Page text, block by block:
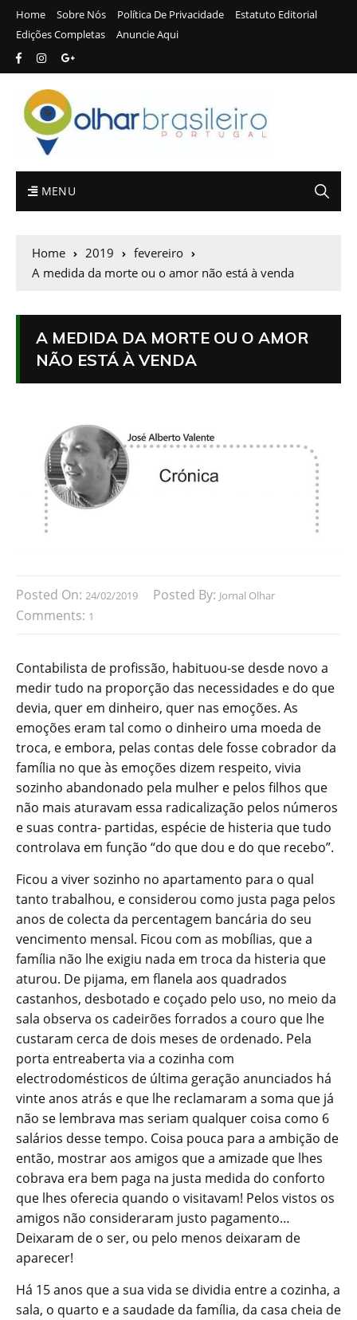
Home Sobre Nós Política De Privacidade
Estatuto Editorial
Edições Completas
Anuncie Aqui
MENU
Home 2019
fevereiro
A medida da morte ou o amor não está à venda
A MEDIDA DA MORTE OU O AMOR
NÃO ESTÁ À VENDA
Posted On: 24/02/2019 Posted By: Jornal Olhar
Comments: 1
Contabilista de profissão, habituou-se desde novo a
medir tudo na proporção das necessidades e do que
devia, quer em dinheiro, quer nas emoções. As
emoções eram tal como o dinheiro uma moeda de
troca, e embora, pelas contas dele fosse cobrador da
família no que às emoções dizem respeito, vivia
sozinho abandonado pela mulher e pelos filhos que
não mais aturavam essa radicalização pelos números
e suas contra- partidas, espécie de histeria que tudo
controlava em função “do que dou e do que recebo”.
Ficou a viver sozinho no apartamento para o qual
tanto trabalhou, e considerou como justa paga pelos
anos de colecta da percentagem bancária do seu
vencimento mensal. Ficou com as mobílias, que a
família não lhe exigiu nada em troca da histeria que
aturou. De pijama, em flanela aos quadrados
castanhos, desbotado e coçado pelo uso, no meio da
sala observa os cadeirões forrados a couro que lhe
custaram cerca de dois meses de ordenado. Pela
porta entreaberta via a cozinha com
electrodomésticos de última geração anunciados há
vinte anos atrás e que lhe reclamaram a soma que já
não se lembrava mas seriam qualquer coisa como 6
salários desse tempo. Coisa pouca para a ambição de
então, mostrar aos amigos que a amizade que lhes
cobrava era bem paga na justa medida do conforto
que lhes oferecia quando o visitavam! Pelos vistos os
amigos não consideraram justo pagamento…
Deixaram de o ser, ou pelo menos deixaram de
aparecer!
Há 15 anos que a sua vida se dividia entre a cozinha, a
sala, o quarto e a saudade da família, da casa cheia de